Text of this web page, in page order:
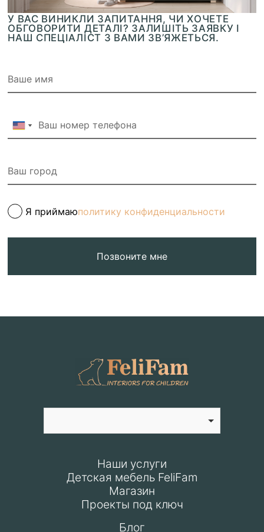
У ВАС ВИНИКЛИ ЗАПИТАННЯ, ЧИ ХОЧЕТЕ
ОБГОВОРИТИ ДЕТАЛІ? ЗАЛИШІТЬ ЗАЯВКУ І
НАШ СПЕЦІАЛІСТ З ВАМИ ЗВ’ЯЖЕТЬСЯ.
Я приймаюполитику конфиденциальности
Позвоните мне
Наши услуги
Детская мебель FeliFam
Магазин
Проекты под ключ
Блог